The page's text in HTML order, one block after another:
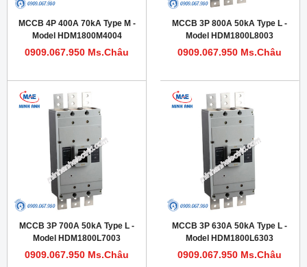
MCCB 4P 400A 70kA Type M -
Model HDM1800M4004
0909.067.950 Ms.Châu
MCCB 3P 800A 50kA Type L -
Model HDM1800L8003
0909.067.950 Ms.Châu
MCCB 3P 700A 50kA Type L -
Model HDM1800L7003
0909.067.950 Ms.Châu
MCCB 3P 630A 50kA Type L -
Model HDM1800L6303
0909.067.950 Ms.Châu